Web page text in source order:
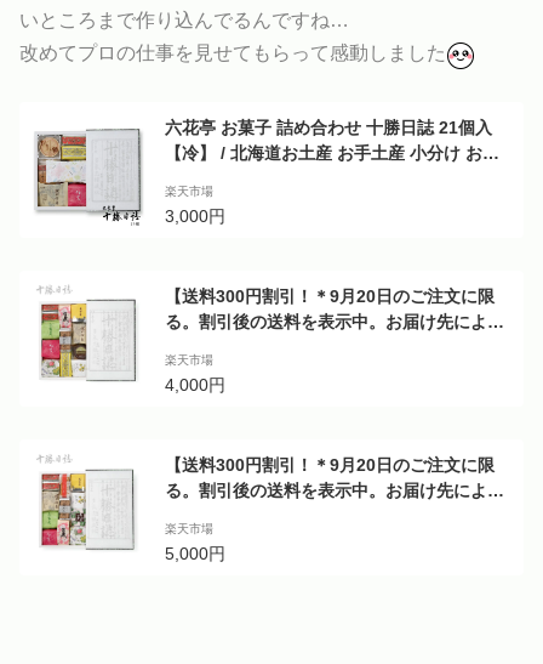
いところまで作り込んでるんですね…
改めてプロの仕事を見せてもらって感動しました
六花亭 お菓子 詰め合わせ 十勝日誌 21個入
【冷】 / 北海道お土産 お手土産 小分け お礼
ゼント メッセージカード 敬老の日
楽天市場
3,000円
【送料300円割引！＊9月20日のご注文に限
る。割引後の送料を表示中。お届け先によっ
日誌(29個入) スイーツ
楽天市場
4,000円
【送料300円割引！＊9月20日のご注文に限
る。割引後の送料を表示中。お届け先によっ
日誌(36個入) スイーツ
楽天市場
5,000円